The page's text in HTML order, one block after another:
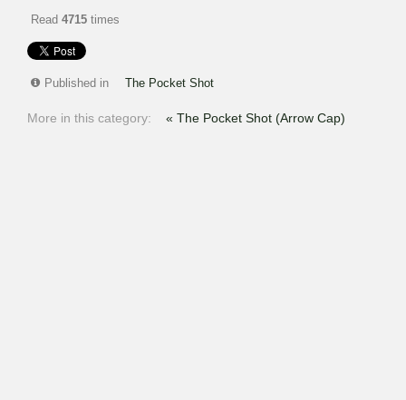
Read 4715 times
Published in The Pocket Shot
More in this category: « The Pocket Shot (Arrow Cap)